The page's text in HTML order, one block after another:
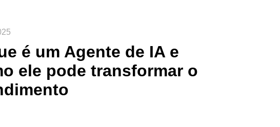
é um Agente de IA e
ele pode transformar o